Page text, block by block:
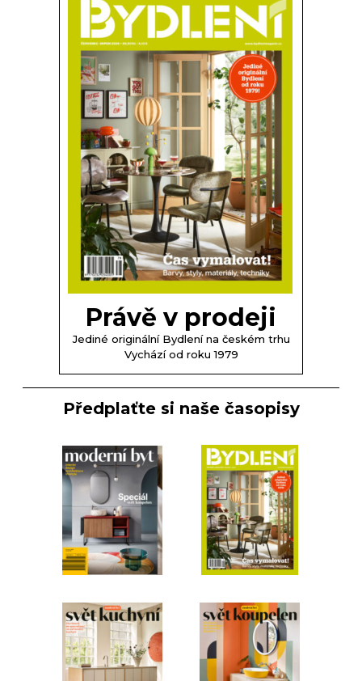
Právě v prodeji
Jediné originální Bydlení na českém trhu
Vychází od roku 1979
Předplaťte si naše časopisy